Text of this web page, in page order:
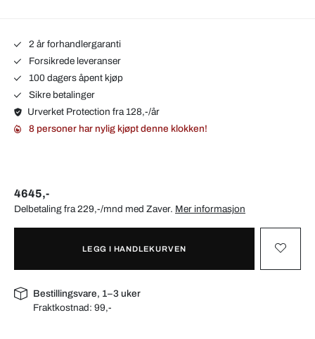
2 år forhandlergaranti
Forsikrede leveranser
100 dagers åpent kjøp
Sikre betalinger
Urverket Protection fra 128,-/år
8 personer har nylig kjøpt denne klokken!
4645,-
Delbetaling fra 229,-/mnd med Zaver. Mer informasjon
LEGG I HANDLEKURVEN
Bestillingsvare, 1–3 uker
Fraktkostnad:99,-